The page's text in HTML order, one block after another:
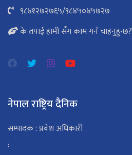
९८४१२७२७६५/९८४५०४५७२७
के तपाई हामी सँग काम गर्न चाहनुहुन्छ?
नेपाल राष्ट्रिय दैनिक
सम्पादक : प्रवेश अधिकारी
: